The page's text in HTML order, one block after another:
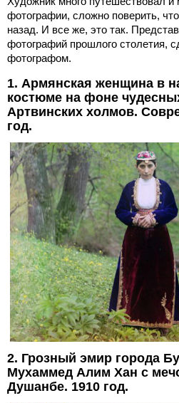
фотографии, сложно поверить,
назад. И все же, это так.
фотографий прошлого столетия,
фотографом.
1. Армянская женщина в
костюме на фоне
Артвинских холмов.
год.
2. Грозный эмир города
Мухаммед Алим Хан с
Душанбе. 1910 год.